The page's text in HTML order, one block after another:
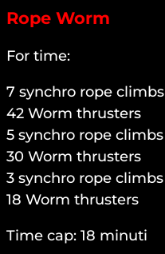
Rope Worm
For time:
7 synchro rope climbs
42 Worm thrusters
5 synchro rope climbs
30 Worm thrusters
3 synchro rope climbs
18 Worm thrusters
Time cap: 18 minuti